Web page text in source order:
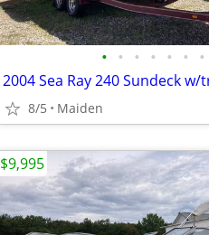
• • • • • • •
2004 Sea Ray 240 Sundeck
8/5 Maiden
$9,995